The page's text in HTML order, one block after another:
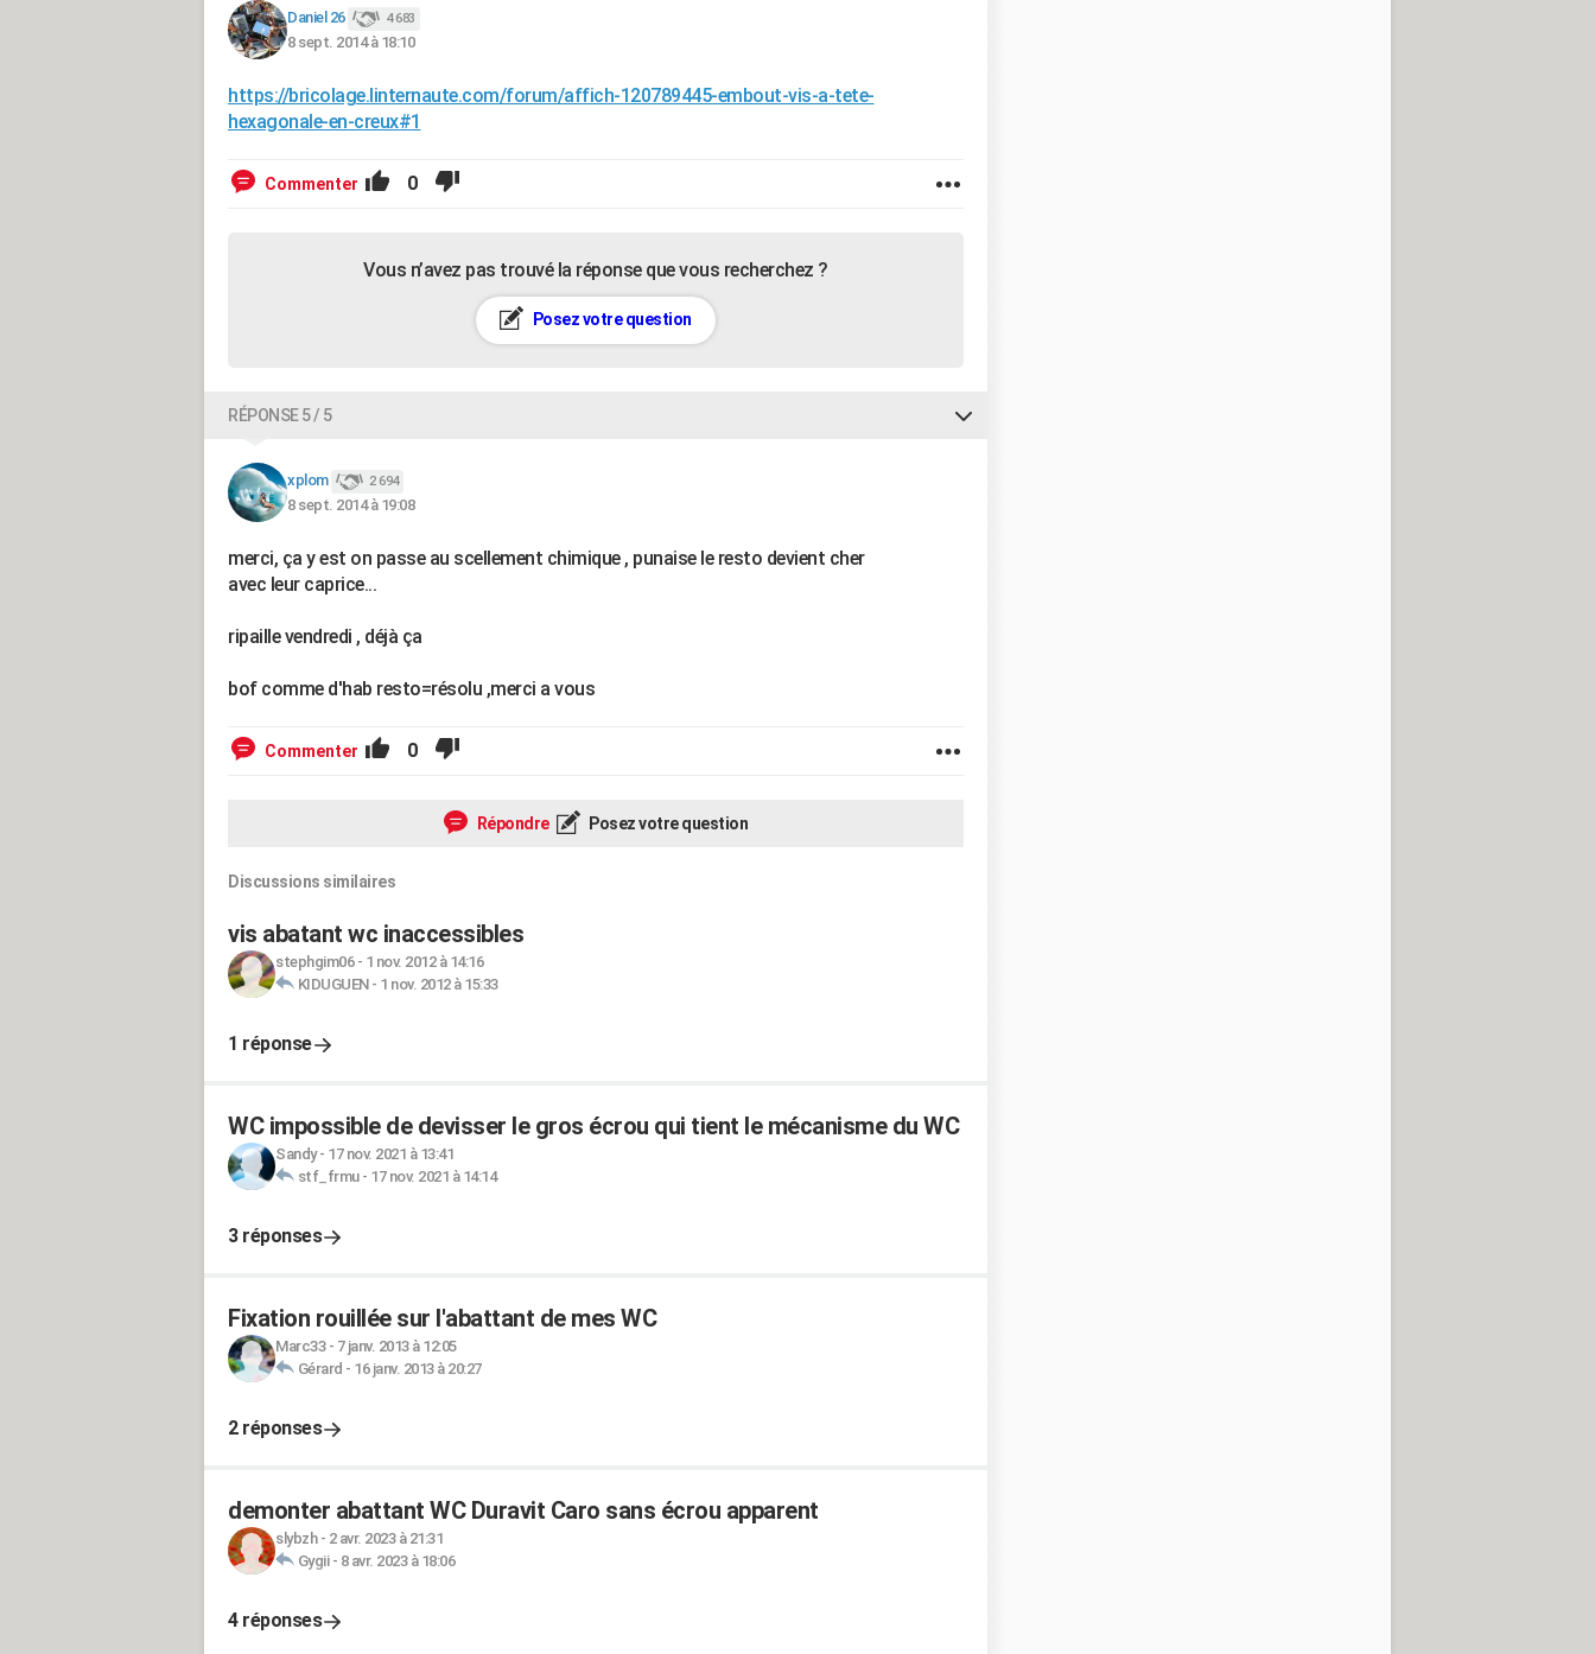
Daniel 26 4 683
8 sept. 2014 à 18:10
https://bricolage.linternaute.com/forum/affich-120789445-embout-vis-a-tete-
hexagonale-en-creux#1
Commenter 0
Vous n’avez pas trouvé la réponse que vous recherchez ?
Posez votre question
RÉPONSE 5 / 5
xplom 2 694
8 sept. 2014 à 19:08
merci, ça y est on passe au scellement chimique , punaise le resto devient cher
avec leur caprice...
ripaille vendredi , déjà ça
bof comme d'hab resto=résolu ,merci a vous
Commenter 0
Répondre Posez votre question
Discussions similaires
vis abatant wc inaccessibles
stephgim06- 1 nov. 2012 à 14:16
KIDUGUEN- 1 nov. 2012 à 15:33
1 réponse
WC impossible de devisser le gros écrou qui tient le mécanisme du WC
Sandy- 17 nov. 2021 à 13:41
stf_frmu- 17 nov. 2021 à 14:14
3 réponses
Fixation rouillée sur l'abattant de mes WC
Marc33- 7 janv. 2013 à 12:05
Gérard - 16 janv. 2013 à 20:27
2 réponses
demonter abattant WC Duravit Caro sans écrou apparent
slybzh- 2 avr. 2023 à 21:31
Gygii- 8 avr. 2023 à 18:06
4 réponses